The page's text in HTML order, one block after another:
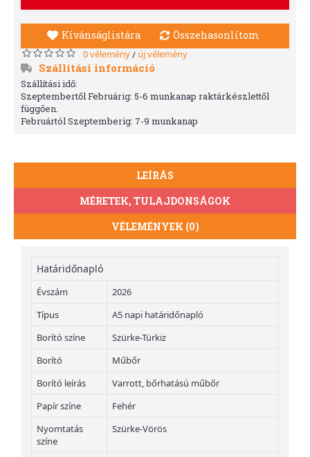
Kívánságlistára Összehasonlítom
0 vélemény/ új vélemény
Szállítási információ
Szállítási idő:
Szeptembertől Februárig: 5-6 munkanap raktárkészlettől
függően.
Februártól Szeptemberig: 7-9 munkanap
LEÍRÁS
MÉRETEK, TULAJDONSÁGOK
VÉLEMÉNYEK (0)
Határidőnapló
Évszám
2026
Típus
A5 napi határidőnapló
Borító színe
Szürke-Türkiz
Borító
Műbőr
Borító leírás
Varrott, bőrhatású műbőr
Papír színe
Fehér
Nyomtatás
színe
Szürke-Vörös